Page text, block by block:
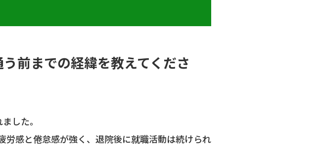
前までの経緯を教えてくださ
した。
感と倦怠感が強く、退院後に就職活動は続けられ